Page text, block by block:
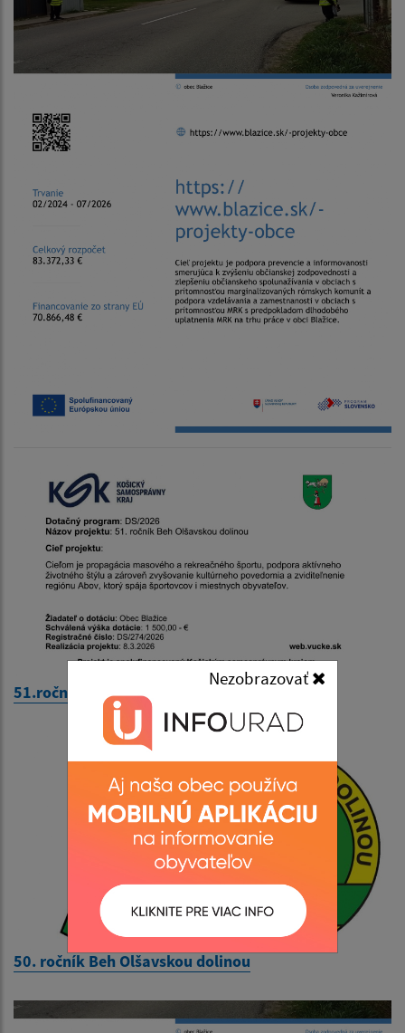
Nezobrazovať
51.ročník Beh Olšavskou dolinou
50. ročník Beh Olšavskou dolinou